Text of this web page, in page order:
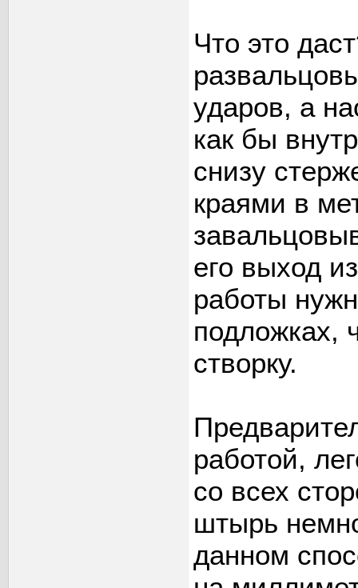
Что это
ударов, а
как бы
снизу
краями в
его выход
работы
подложках,
створку.
работой,
со всех
штырь
данном